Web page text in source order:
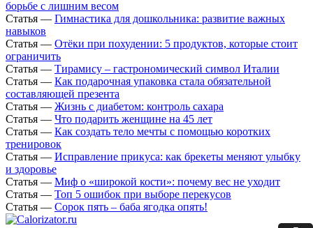
борьбе с лишним весом
Статья — Гимнастика для дошкольника: развитие важных
навыков
Статья — Отёки при похудении: 5 продуктов, которые стоит
ограничить
Статья — Тирамису – гастрономический символ Италии
Статья — Как подарочная упаковка стала обязательной
составляющей презента
Статья — Жизнь с диабетом: контроль сахара
Статья — Что подарить женщине на 45 лет
Статья — Как создать тело мечты с помощью коротких
тренировок
Статья — Исправление прикуса: как брекеты меняют улыбку
и здоровье
Статья — Миф о «широкой кости»: почему вес не уходит
Статья — Топ 5 ошибок при выборе перекусов
Статья — Сорок пять – баба ягодка опять!